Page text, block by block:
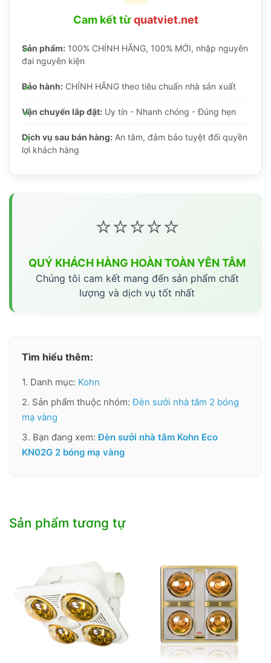
Cam kết từquatviet.net
Sản phẩm: 100% CHÍNH HÃNG, 100% MỚI, nhập nguyên
đai nguyên kiện
Bảo hành: CHÍNH HÃNG theo tiêu chuẩn nhà sản xuất
Vận chuyển lắp đặt: Uy tín - Nhanh chóng - Đúng hẹn
Dịch vụ sau bán hàng: An tâm, đảm bảo tuyệt đối quyền
lợi khách hàng
⭐⭐⭐⭐⭐
QUÝ KHÁCH HÀNG HOÀN TOÀN YÊN TÂM
Chúng tôi cam kết mang đến sản phẩm chất
lượng và dịch vụ tốt nhất
Tìm hiểu thêm:
1. Danh mục: Kohn
2. Sản phẩm thuộc nhóm:Đèn sưởi nhà tắm 2 bóng
mạ vàng
3. Bạn đang xem:Đèn sưởi nhà tắm Kohn Eco
KN02G 2 bóng mạ vàng
Sản phẩm tương tự